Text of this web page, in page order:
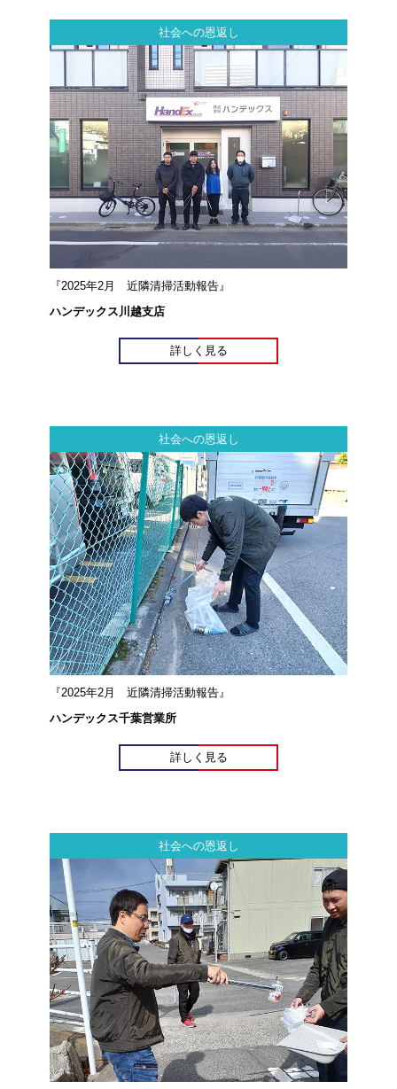
社会への恩返し
『2025年2月 近隣清掃活動報告』
ハンデックス川越支店
詳しく見る
社会への恩返し
『2025年2月 近隣清掃活動報告』
ハンデックス千葉営業所
詳しく見る
社会への恩返し